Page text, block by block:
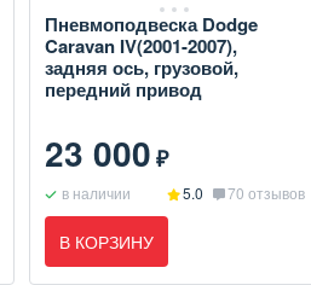
Пневмоподвеска Dodge
Caravan IV(2001-2007),
задняя ось, грузовой,
передний привод
23 000₽
в наличии 5.0 70 отзывов
В КОРЗИНУ